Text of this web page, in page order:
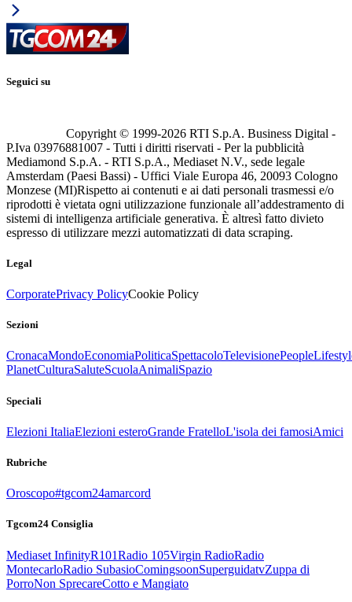
Seguici su
Copyright © 1999-2026 RTI S.p.A. Business Digital -
P.Iva 03976881007 - Tutti i diritti riservati - Per la pubblicità
Mediamond S.p.A. - RTI S.p.A., Mediaset N.V., sede legale
Amsterdam (Paesi Bassi) - Uffici Viale Europa 46, 20093 Cologno
Monzese (MI)Rispetto ai contenuti e ai dati personali trasmessi e/o
riprodotti è vietata ogni utilizzazione funzionale all’addestramento di
sistemi di intelligenza artificiale generativa. È altresì fatto divieto
espresso di utilizzare mezzi automatizzati di data scraping.
Legal
CorporatePrivacy PolicyCookie Policy
Sezioni
CronacaMondoEconomiaPoliticaSpettacoloTelevisionePeople
PlanetCulturaSaluteScuolaAnimaliSpazio
Speciali
Elezioni ItaliaElezioni esteroGrande FratelloL'isola dei famosiAmici
Rubriche
Oroscopo#tgcom24amarcord
Tgcom24 Consiglia
Mediaset InfinityR101Radio 105Virgin RadioRadio
MontecarloRadio SubasioComingsoonSuperguidatvZuppa di
PorroNon SprecareCotto e Mangiato